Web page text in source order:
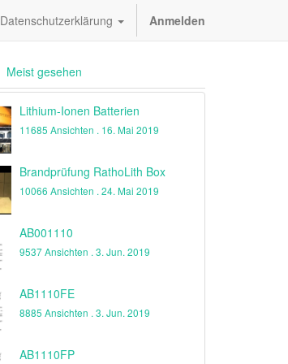
Datenschutzerklärung Anmelden
Meist gesehen
Lithium-Ionen Batterien
11685 Ansichten . 16. Mai 2019
Brandprüfung RathoLith Box
10066 Ansichten . 24. Mai 2019
AB001110
9537 Ansichten . 3. Jun. 2019
AB1110FE
8885 Ansichten . 3. Jun. 2019
AB1110FP